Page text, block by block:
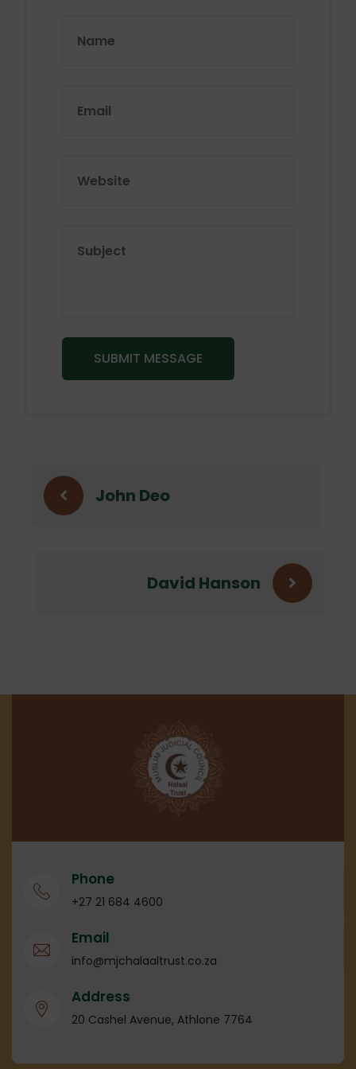
John Deo
David Hanson
Phone
+27 21 684 4600
Email
info@mjchalaaltrust.co.za
Address
20 Cashel Avenue, Athlone 7764